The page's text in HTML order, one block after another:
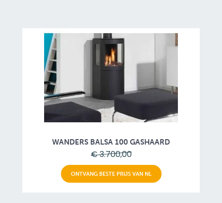
WANDERS BALSA 100 GASHAARD
€ 3.700,00
ONTVANG BESTE PRIJS VAN NL